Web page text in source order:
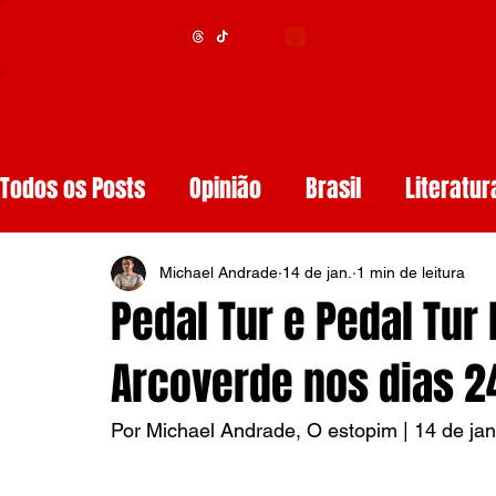
Todos os Posts Opinião Brasil
Educação Segurança Obituários
Resenhas de Livros
Copa do
Pedal Tur e Pedal
Arcoverde nos dias
Michael Andrade 14 de jan. 1 min de leitura
Por Michael Andrade, O estopim | 14 de